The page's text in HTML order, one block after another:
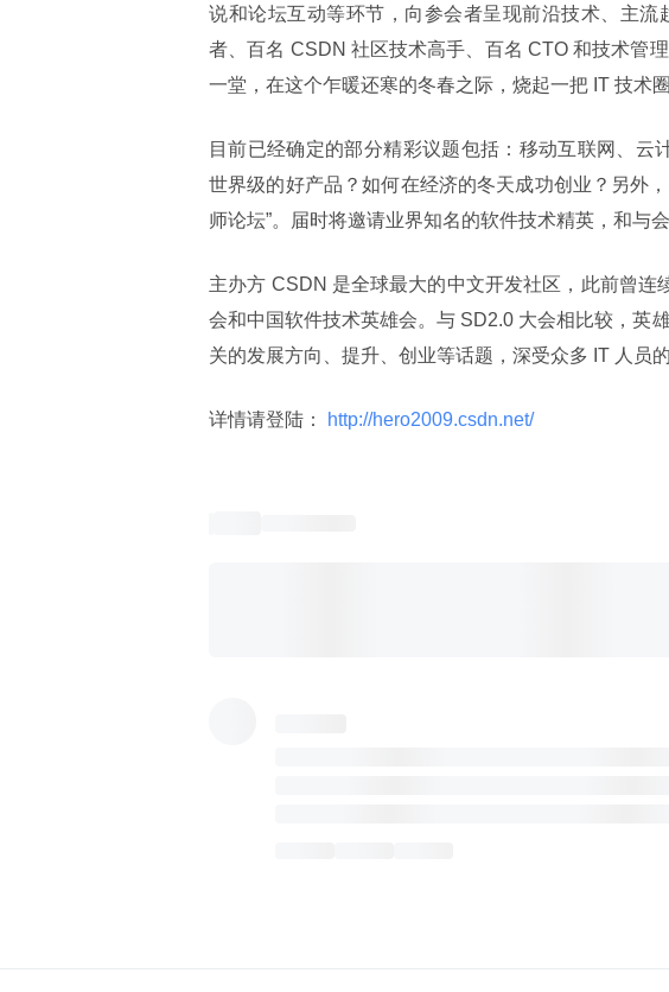
说和论坛互动等环节，向参会者呈现前沿技术、主
者、百名 CSDN 社区技术高手、百名 CTO 和技术管
一堂，在这个乍暖还寒的冬春之际，烧起一把 IT 技术圈
目前已经确定的部分精彩议题包括：移动互联网、
世界级的好产品？如何在经济的冬天成功创业？另外
师论坛”。届时将邀请业界知名的软件技术精英，和与
主办方 CSDN 是全球最大的中文开发社区，此前曾
会和中国软件技术英雄会。与 SD2.0 大会相比较，英
关的发展方向、提升、创业等话题，深受众多 IT 人员的
详情请登陆： http://hero2009.csdn.net/